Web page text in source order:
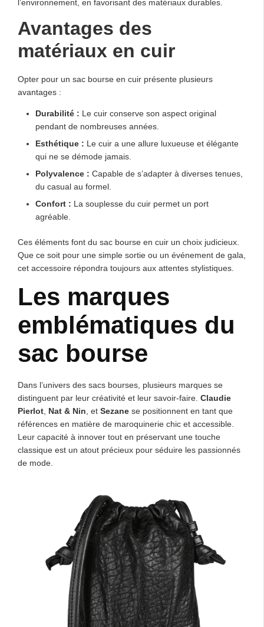
l’environnement, en favorisant des matériaux durables.
Avantages des
matériaux en cuir
Opter pour un sac bourse en cuir présente plusieurs
avantages :
Durabilité : Le cuir conserve son aspect original
pendant de nombreuses années.
Esthétique : Le cuir a une allure luxueuse et élégante
qui ne se démode jamais.
Polyvalence : Capable de s’adapter à diverses tenues,
du casual au formel.
Confort : La souplesse du cuir permet un port
agréable.
Ces éléments font du sac bourse en cuir un choix judicieux.
Que ce soit pour une simple sortie ou un événement de gala,
cet accessoire répondra toujours aux attentes stylistiques.
Les marques
emblématiques du
sac bourse
Dans l’univers des sacs bourses, plusieurs marques se
distinguent par leur créativité et leur savoir-faire. Claudie
Pierlot, Nat & Nin, et Sezane se positionnent en tant que
références en matière de maroquinerie chic et accessible.
Leur capacité à innover tout en préservant une touche
classique est un atout précieux pour séduire les passionnés
de mode.